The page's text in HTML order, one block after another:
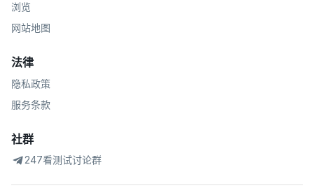
浏览
网站地图
法律
隐私政策
服务条款
社群
247看测试讨论群